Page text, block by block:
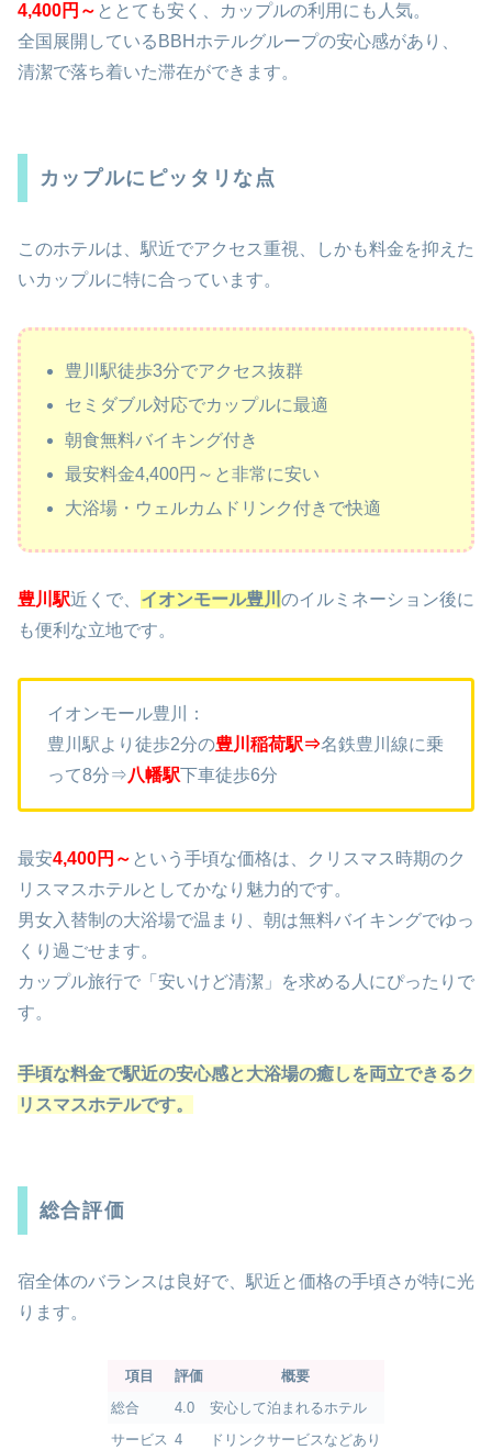
4,400円～ ととても安く、カップルの利用にも人気。
全国展開しているBBHホテルグループの安心感があり、
清潔で落ち着いた滞在ができます。
カップルにピッタリな点
このホテルは、駅近でアクセス重視、しかも料金を抑えた
いカップルに特に合っています。
豊川駅徒歩3分でアクセス抜群
セミダブル対応でカップルに最適
朝食無料バイキング付き
最安料金4,400円～と非常に安い
大浴場・ウェルカムドリンク付きで快適
豊川駅近くで、 イオンモール豊川 のイルミネーション後に
も便利な立地です。
イオンモール豊川：
豊川駅より徒歩2分の豊川稲荷駅⇒名鉄豊川線に乗
って8分⇒八幡駅下車徒歩6分
最安4,400円～ という手頃な価格は、クリスマス時期のク
リスマスホテルとしてかなり魅力的です。
男女入替制の大浴場で温まり、朝は無料バイキングでゆっ
くり過ごせます。
カップル旅行で「安いけど清潔」を求める人にぴったりで
す。
手頃な料金で駅近の安心感と大浴場の癒しを両立できるク
リスマスホテルです。
総合評価
宿全体のバランスは良好で、駅近と価格の手頃さが特に光
ります。
項目 評価
概要
総合
4.0
安心して泊まれるホテル
サービス 4
ドリンクサービスなどあり